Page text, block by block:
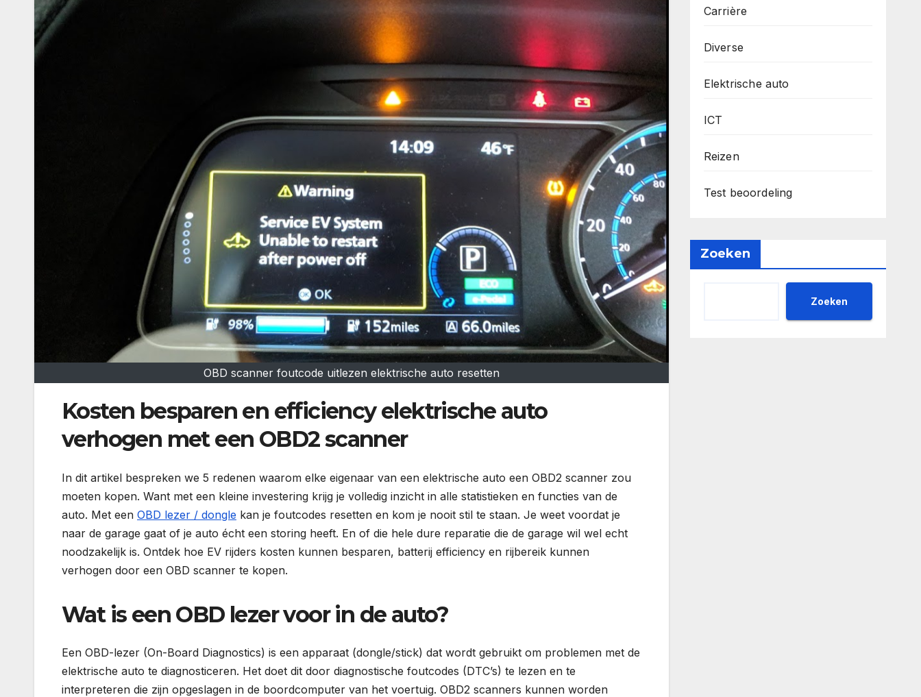
OBD scanner foutcode uitlezen elektrische auto resetten
Kosten besparen en efficiency elektrische auto
verhogen met een OBD2 scanner
In dit artikel bespreken we 5 redenen waarom elke eigenaar van een elektrische auto een OBD2 scanner zou
moeten kopen. Want met een kleine investering krijg je volledig inzicht in alle statistieken en functies van de
auto. Met een OBD lezer / dongle kan je foutcodes resetten en kom je nooit stil te staan. Je weet voordat je
naar de garage gaat of je auto écht een storing heeft. En of die hele dure reparatie die de garage wil wel echt
noodzakelijk is. Ontdek hoe EV rijders kosten kunnen besparen, batterij efficiency en rijbereik kunnen
verhogen door een OBD scanner te kopen.
Wat is een OBD lezer voor in de auto?
Een OBD-lezer (On-Board Diagnostics) is een apparaat (dongle/stick) dat wordt gebruikt om problemen met de
elektrische auto te diagnosticeren. Het doet dit door diagnostische foutcodes (DTC’s) te lezen en te
interpreteren die zijn opgeslagen in de boordcomputer van het voertuig. OBD2 scanners kunnen worden
Carrière
Diverse
Elektrische auto
ICT
Reizen
Test beoordeling
Zoeken
Zoeken